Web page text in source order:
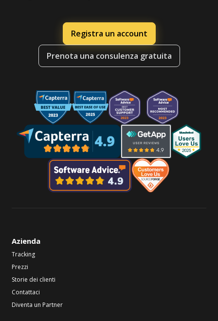
Registra un account
Prenota una consulenza gratuita
Azienda
Tracking
Prezzi
Storie dei clienti
Contattaci
Diventa un Partner